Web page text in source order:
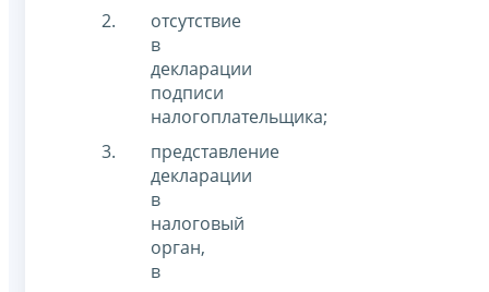
отсутствие
в
декларации
подписи
налогоплательщика;
представление
декларации
в
налоговый
орган,
в